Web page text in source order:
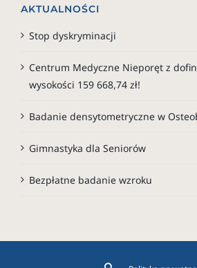
AKTUALNOŚCI
Stop dyskryminacji
Centrum Medyczne Nieporęt z
wysokości 159 668,74 zł!
Badanie densytometryczne w
Gimnastyka dla Seniorów
Bezpłatne badanie wzroku